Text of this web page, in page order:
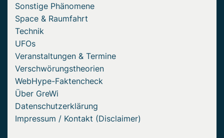
Sonstige Phänomene
Space & Raumfahrt
Technik
UFOs
Veranstaltungen & Termine
Verschwörungstheorien
WebHype-Faktencheck
Über GreWi
Datenschutzerklärung
Impressum / Kontakt (Disclaimer)